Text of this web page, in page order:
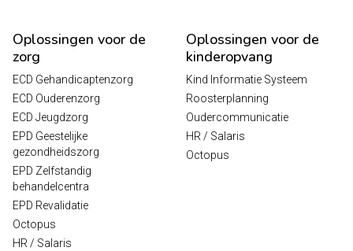
Oplossingen voor de
zorg
ECD Gehandicaptenzorg
ECD Ouderenzorg
ECD Jeugdzorg
EPD Geestelijke
gezondheidszorg
EPD Zelfstandig
behandelcentra
EPD Revalidatie
Octopus
HR / Salaris
Oplossingen voor de
kinderopvang
Kind Informatie Systeem
Roosterplanning
Oudercommunicatie
HR / Salaris
Octopus